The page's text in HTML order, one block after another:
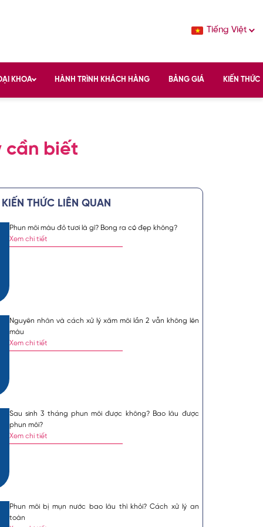
Tiếng Việt
KHOA HÀNH TRÌNH KHÁCH HÀNG BẢNG GIÁ KIẾN THỨC
cần biết
đẹp chuẩn
spa làm đẹp,
hàng tin
lý để nhanh bong
trọng để hạn chế
mắm nêm không
phun môi
ăn mắm nêm
xót và thậm chí là
THỨC LIÊN QUAN
Phun môi màu đỏ tươi là gì? Bong ra có đẹp không?
Xem chi tiết
Nguyên nhân và cách xử lý xăm môi lần 2 vẫn không lên
màu
Xem chi tiết
Sau sinh 3 tháng phun môi được không? Bao lâu được
phun môi?
Xem chi tiết
Phun môi bị mụn nước bao lâu thì khỏi? Cách xử lý an
toàn